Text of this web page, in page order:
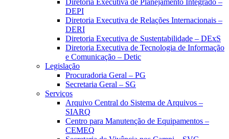
Diretoria Executiva de Planejamento Integrado –
DEPI
Diretoria Executiva de Relações Internacionais –
DERI
Diretoria Executiva de Sustentabilidade – DExS
Diretoria Executiva de Tecnologia de Informação
e Comunicação – Detic
Legislação
Procuradoria Geral – PG
Secretaria Geral – SG
Serviços
Arquivo Central do Sistema de Arquivos –
SIARQ
Centro para Manutenção de Equipamentos –
CEMEQ